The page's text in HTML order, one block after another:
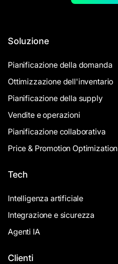
Soluzione
Pianificazione della domanda
Ottimizzazione dell'inventario
Pianificazione della supply
Vendite e operazioni
Pianificazione collaborativa
Price & Promotion Optimization
Tech
Intelligenza artificiale
Integrazione e sicurezza
Agenti IA
Clienti